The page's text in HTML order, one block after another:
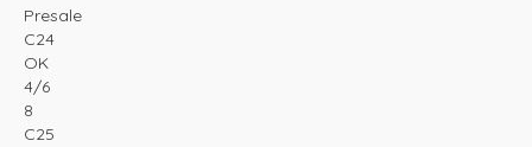
Presale
C24
OK
4/6
8
C25